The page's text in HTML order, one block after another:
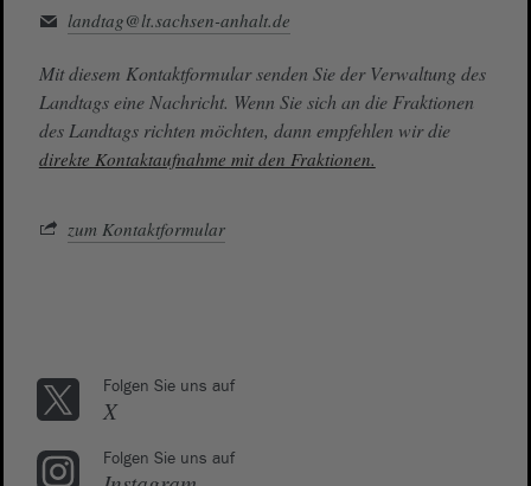
landtag@lt.sachsen-anhalt.de
Mit diesem Kontaktformular senden Sie der Verwaltung des
Landtags eine Nachricht. Wenn Sie sich an die Fraktionen
des Landtags richten möchten, dann empfehlen wir die
direkte Kontaktaufnahme mit den Fraktionen.
zum Kontaktformular
Folgen Sie uns auf
X
Folgen Sie uns auf